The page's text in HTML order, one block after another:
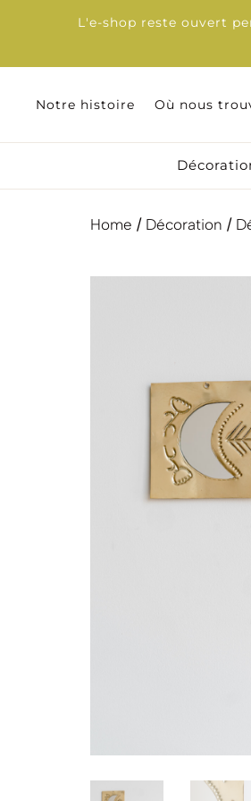
L'e-shop reste ouvert
Notre histoire Où nous
Notre histoire Où nous
Home / Décoration /